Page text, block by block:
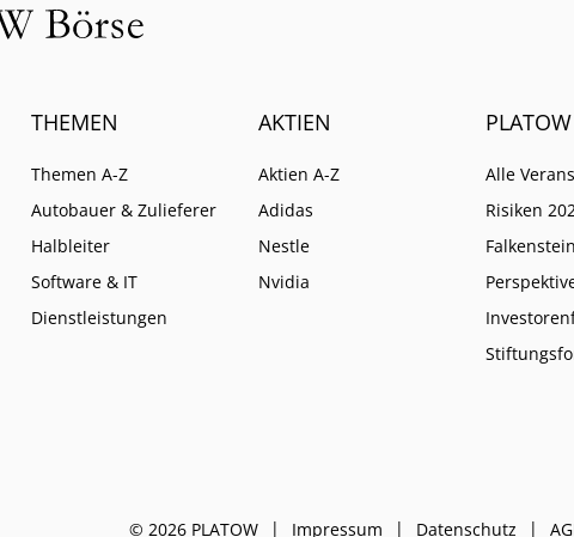
THEMEN
Themen A-Z
Autobauer & Zulieferer
Halbleiter
Software & IT
Dienstleistungen
AKTIEN
Aktien A-Z
Adidas
Nestle
Nvidia
Alle
Risiken
© 2026 PLATOW Impressum Datenschutz